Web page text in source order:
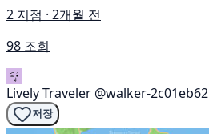
2 지점 · 2개월 전
98 조회
Lively Traveler @walker-2c01eb62
저장